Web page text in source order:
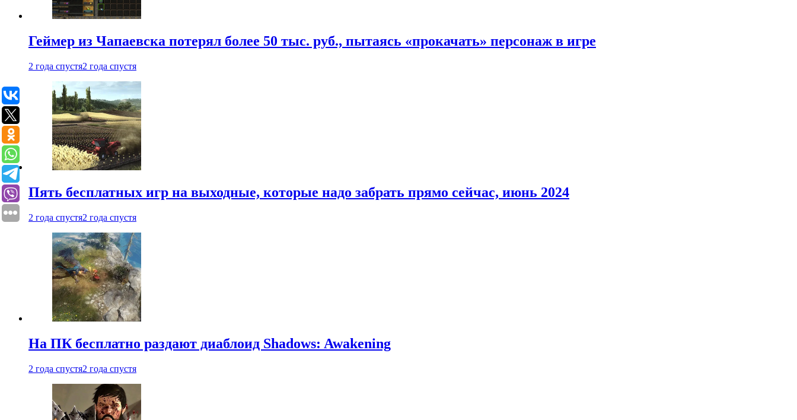
Геймер из Чапаевска потерял более 50 тыс. руб., пытаясь «прокачать» персонаж в игре
2 года спустя2 года спустя
Пять бесплатных игр на выходные, которые надо забрать прямо сейчас, июнь 2024
2 года спустя2 года спустя
На ПК бесплатно раздают диаблоид Shadows: Awakening
2 года спустя2 года спустя